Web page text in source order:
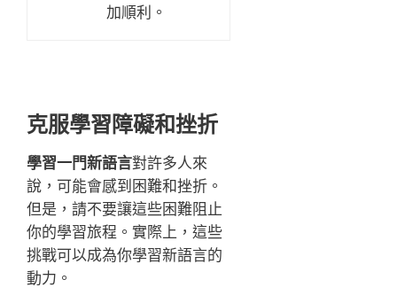
加順利。
克服學習障礙和挫折
學習一門新語言對許多人來
說，可能會感到困難和挫折。
但是，請不要讓這些困難阻止
你的學習旅程。實際上，這些
挑戰可以成為你學習新語言的
動力。